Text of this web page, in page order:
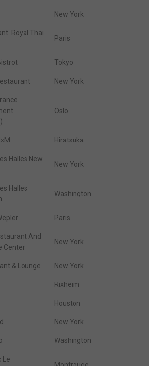
New York
Royal Thai
Paris
Tokyo
New York
Oslo
Hiratsuka
Halles New
New York
Halles
Washington
Paris
And
Center
New York
& Lounge New York
Rixheim
Houston
New York
Washington
Le